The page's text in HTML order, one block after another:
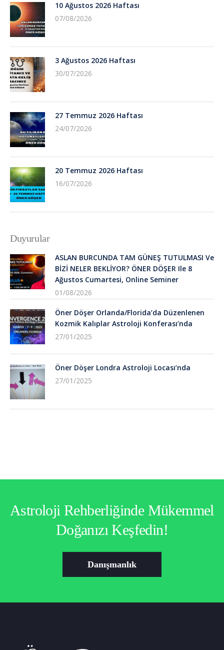
10 Ağustos 2026 Haftası
07/08/2026
3 Ağustos 2026 Haftası
30/07/2026
27 Temmuz 2026 Haftası
24/07/2026
20 Temmuz 2026 Haftası
16/07/2026
Duyurular
ASLAN BURCUNDA TAM GÜNEŞ TUTULMASI Ve
BİZİ NELER BEKLİYOR? ÖNER DÖŞER Ile 8
Ağustos Cumartesi, Online Seminer
01/08/2026
Öner Döşer Orlanda/Florida’da Düzenlenen
Kozmik Kalıplar Astroloji Konferası’nda
27/01/2025
Öner Döşer Londra Astroloji Locası’nda
27/01/2025
Astroloji Rehberliğinde Mükemmel
Doğanızı Keşfedin!
Danışmanlık